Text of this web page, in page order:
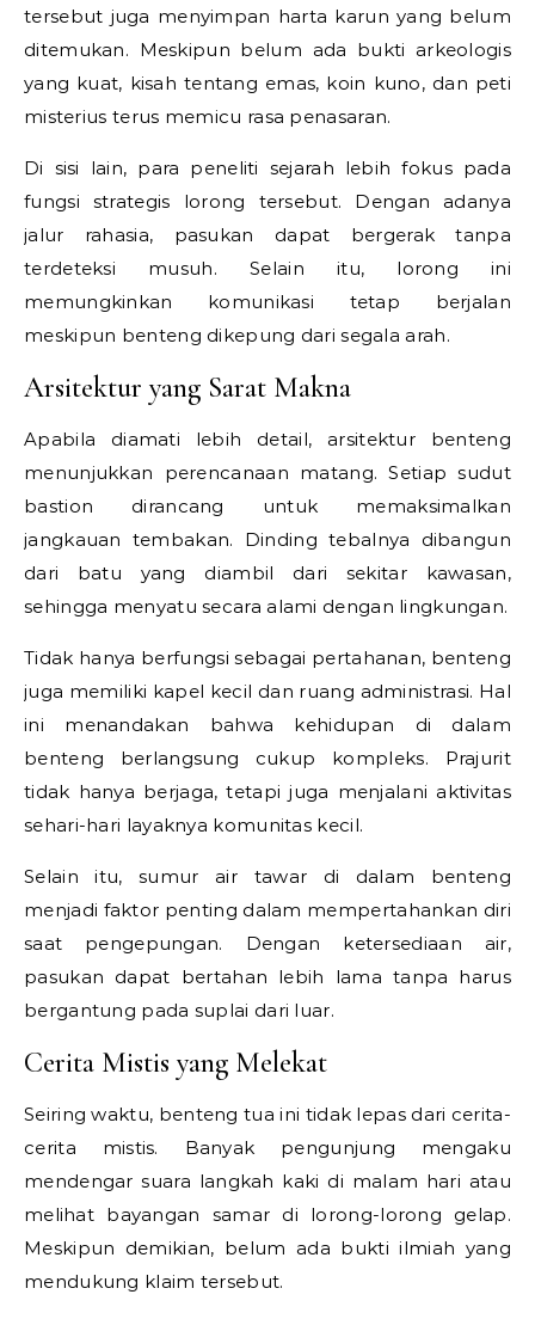
tersebut juga menyimpan harta karun yang belum
ditemukan. Meskipun belum ada bukti arkeologis
yang kuat, kisah tentang emas, koin kuno, dan peti
misterius terus memicu rasa penasaran.
Di sisi lain, para peneliti sejarah lebih fokus pada
fungsi strategis lorong tersebut. Dengan adanya
jalur rahasia, pasukan dapat bergerak tanpa
terdeteksi musuh. Selain itu, lorong ini
memungkinkan komunikasi tetap berjalan
meskipun benteng dikepung dari segala arah.
Arsitektur yang Sarat Makna
Apabila diamati lebih detail, arsitektur benteng
menunjukkan perencanaan matang. Setiap sudut
bastion dirancang untuk memaksimalkan
jangkauan tembakan. Dinding tebalnya dibangun
dari batu yang diambil dari sekitar kawasan,
sehingga menyatu secara alami dengan lingkungan.
Tidak hanya berfungsi sebagai pertahanan, benteng
juga memiliki kapel kecil dan ruang administrasi. Hal
ini menandakan bahwa kehidupan di dalam
benteng berlangsung cukup kompleks. Prajurit
tidak hanya berjaga, tetapi juga menjalani aktivitas
sehari-hari layaknya komunitas kecil.
Selain itu, sumur air tawar di dalam benteng
menjadi faktor penting dalam mempertahankan diri
saat pengepungan. Dengan ketersediaan air,
pasukan dapat bertahan lebih lama tanpa harus
bergantung pada suplai dari luar.
Cerita Mistis yang Melekat
Seiring waktu, benteng tua ini tidak lepas dari cerita-
cerita mistis. Banyak pengunjung mengaku
mendengar suara langkah kaki di malam hari atau
melihat bayangan samar di lorong-lorong gelap.
Meskipun demikian, belum ada bukti ilmiah yang
mendukung klaim tersebut.